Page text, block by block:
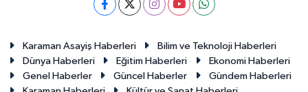
Karaman Asayiş Haberleri
Bilim ve Teknoloji Haberleri
Dünya Haberleri
Eğitim Haberleri
Ekonomi Haberleri
Genel Haberler
Güncel Haberler
Gündem Haberleri